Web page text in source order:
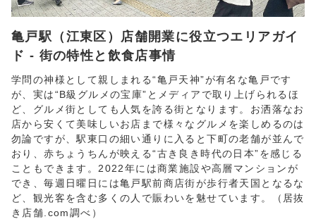
亀戸駅（江東区）店舗開業に役立つエリアガイ
ド - 街の特性と飲食店事情
学問の神様として親しまれる“亀戸天神”が有名な亀戸です
が、実は“B級グルメの宝庫”とメディアで取り上げられるほ
ど、グルメ街としても人気を誇る街となります。お洒落なお
店から安くて美味しいお店まで様々なグルメを楽しめるのは
勿論ですが、駅東口の細い通りに入ると下町の老舗が並んで
おり、赤ちょうちんが映える“古き良き時代の日本”を感じる
こともできます。2022年には商業施設や高層マンションが
でき、毎週日曜日には亀戸駅前商店街が歩行者天国となるな
ど、観光客を含む多くの人で賑わいを魅せています。（居抜
き店舗.com調べ）